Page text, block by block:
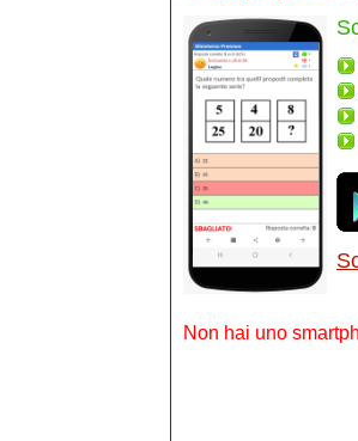
Non hai uno